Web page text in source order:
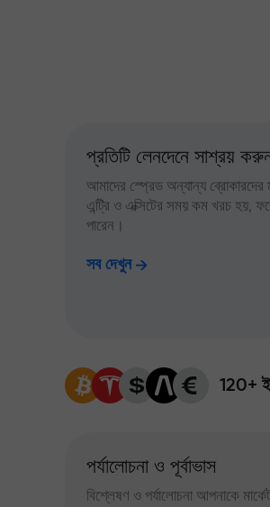
প্রতিটি লেনদেনে সাশ্রয়
আমাদের স্প্রেড অন্যান্য ব্রোকারদের
এন্ট্রি ও এক্সিটের সময় কম খরচ হয়,
পারেন।
সব দেখুন
120+
পর্যালোচনা ও পূর্বাভাস
বিশ্লেষণ ও পর্যালোচনা আপনাকে